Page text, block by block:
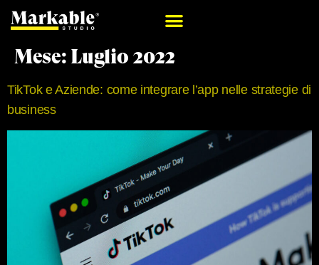
Mese: Luglio 2022
TikTok e Aziende: come integrare l’app nelle strategie di
business